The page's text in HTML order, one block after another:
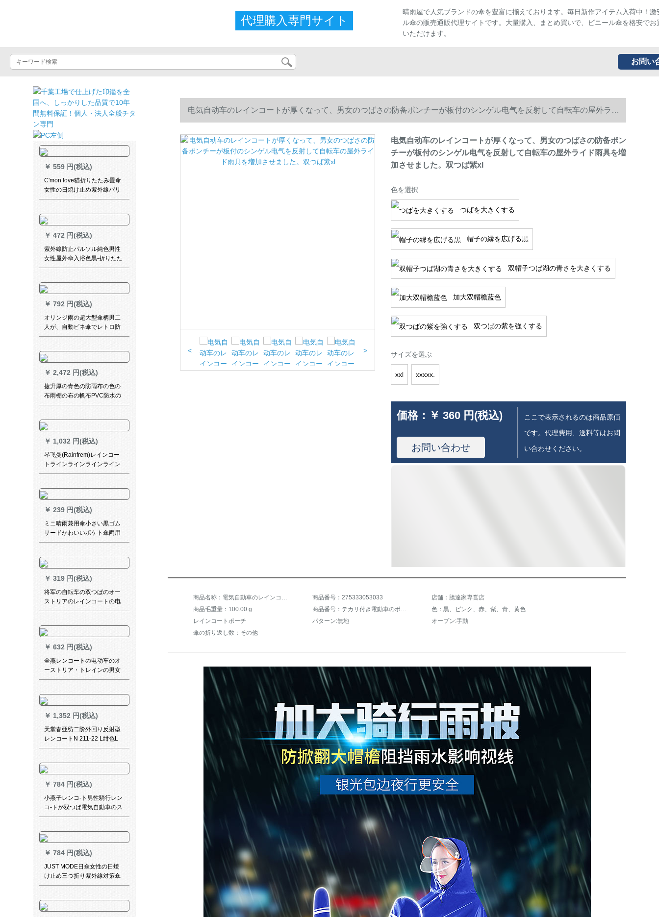
代理購入専門サイト
晴雨屋で人気ブランドの傘を豊富に揃えております。毎日新作アイテム入荷中！激
ル傘の販売通販代理サイトです。大量購入、まとめ買いで、ビニール傘を格安でお
いただけます。
お問い
￥ 559 円(税込)
C'mon love猫折りたたみ畳傘
女性の日焼け止め紫外線パリ
ソルポケト傘黒ゴム晴雨兼用
折り折りたたみ傘白タス
￥ 472 円(税込)
紫外線防止パルソル純色男性
女性屋外傘入浴色黒-折りたた
みたたみ傘
￥ 792 円(税込)
オリンジ雨の超大型傘柄男二
人が、自動ビネ傘でレトロ防
風ビレッグ傘は、広告傘の叡
￥ 2,472 円(税込)
捷升厚の青色の防雨布の色の
布雨棚の布の帆布PVC防水の
雨ほろの布の布のトラートク
雪を防ぐぐぐぐぐぐぐぐぐと
8*10メトルトル
￥ 1,032 円(税込)
琴飞曼(Rainfrem)レインコー
トラインラインラインライン
ラインレース大人屋外ウォー
服の仕业を大好きにしまし
た。男女の反射力が増しまし
た。レンコトート桜粉（ピン
クレイン粉を配合していま
す。）M
￥ 239 円(税込)
ミニ晴雨兼用傘小さい黒ゴム
サードかわいいポケト傘両用
超軽量5割引き-プロ円柄6冊
￥ 319 円(税込)
将军の自転车の双つばのオー
ストリアのレインコートの电
动机のポンチの车の成人のシ
くして、厚い湖青の17 JDF
XXXXをプリウスにします。
￥ 632 円(税込)
全燕レンコートの电动车のオ
ーストリア・トレインの男女
が足を覆うつばさを厚くし
ポンチーペア-チベット青5
XL(中大型车)-无镜カバー
￥ 1,352 円(税込)
天堂春亜纺二阶外回り反射型
レンコートN 211-22 L绀色L
￥ 784 円(税込)
小燕子レンコ-ト男性騎行レン
コ-トが双つば電気自動車のス
ク-タレンコ-トレンパ-トレイ
コートコートの分体を大きく
して、ライダ-テックス
￥ 784 円(税込)
JUST MODE日傘女性の日焼
け止め三つ折り紫外線対策傘
晴雨パリソ三つ折り
电気自动车のレインコートが厚くなって、男女のつばさの防备ポンチーが板付のシンゲル电气を反射して自転车の屋外ライ
ド雨具を増加させました。双つば紫xl
< >
电気自动车のレインコートが厚くなって、男女のつばさの防备ポン
チーが板付のシンゲル电气を反射して自転车の屋外ライド雨具を増
加させました。双つば紫xl
色を選択
つばを大きくする
帽子の縁を広げる黒
双帽子つば湖の青さを大きくする
加大双帽檐蓝色
双つばの紫を強くする
サイズを選ぶ
xxl xxxxx.
価格： ￥ 360 円(税込)
お問い合わせ
ここで表示されるのは商品原価
です。代理費用、送料等はお問
い合わせください。
商品名称：電気自動車のレインコートが厚くなって、男女のつばの防備ポンチーの反射板付きのシングル電気自転車屋外ライド雨具が増加しました。双つば紫xxl 商品番号：275333053033
店舗：騰達家専営店
商品毛重量：100.00 g
商品番号：テカリ付き電動車のポンチを防ぐ
色：黒、ピンク、赤、紫、青、黄色
レインコートポーチ
パターン:無地
オープン:手動
傘の折り返し数：その他